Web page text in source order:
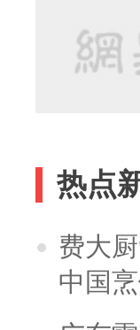
热点
费大
中国